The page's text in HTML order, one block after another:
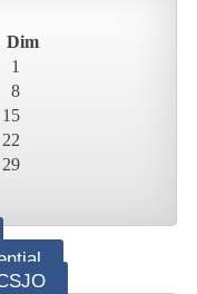
Dim
1
8
15
22
29